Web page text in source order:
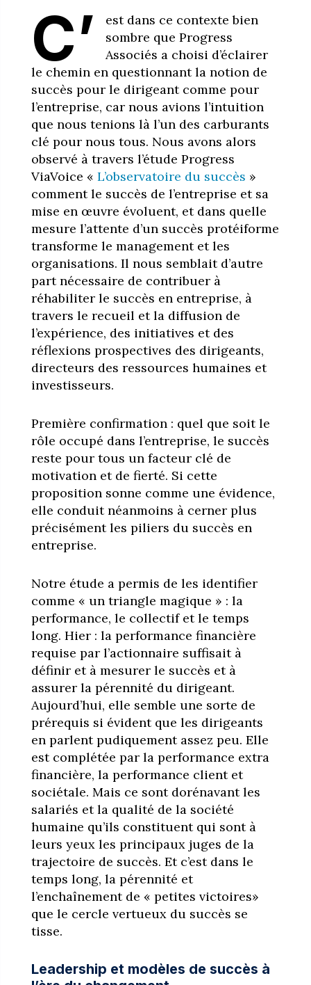
C’
est dans ce contexte bien
sombre que Progress
Associés a choisi d’éclairer
le chemin en questionnant la notion de
succès pour le dirigeant comme pour
l’entreprise, car nous avions l’intuition
que nous tenions là l’un des carburants
clé pour nous tous. Nous avons alors
observé à travers l’étude Progress
ViaVoice « L’observatoire du succès »
comment le succès de l’entreprise et sa
mise en œuvre évoluent, et dans quelle
mesure l’attente d’un succès protéiforme
transforme le management et les
organisations. Il nous semblait d’autre
part nécessaire de contribuer à
réhabiliter le succès en entreprise, à
travers le recueil et la diffusion de
l’expérience, des initiatives et des
réflexions prospectives des dirigeants,
directeurs des ressources humaines et
investisseurs.
Première confirmation : quel que soit le
rôle occupé dans l’entreprise, le succès
reste pour tous un facteur clé de
motivation et de fierté. Si cette
proposition sonne comme une évidence,
elle conduit néanmoins à cerner plus
précisément les piliers du succès en
entreprise.
Notre étude a permis de les identifier
comme « un triangle magique » : la
performance, le collectif et le temps
long. Hier : la performance financière
requise par l’actionnaire suffisait à
définir et à mesurer le succès et à
assurer la pérennité du dirigeant.
Aujourd’hui, elle semble une sorte de
prérequis si évident que les dirigeants
en parlent pudiquement assez peu. Elle
est complétée par la performance extra
financière, la performance client et
sociétale. Mais ce sont dorénavant les
salariés et la qualité de la société
humaine qu’ils constituent qui sont à
leurs yeux les principaux juges de la
trajectoire de succès. Et c’est dans le
temps long, la pérennité et
l’enchaînement de « petites victoires»
que le cercle vertueux du succès se
tisse.
Leadership et modèles de succès à